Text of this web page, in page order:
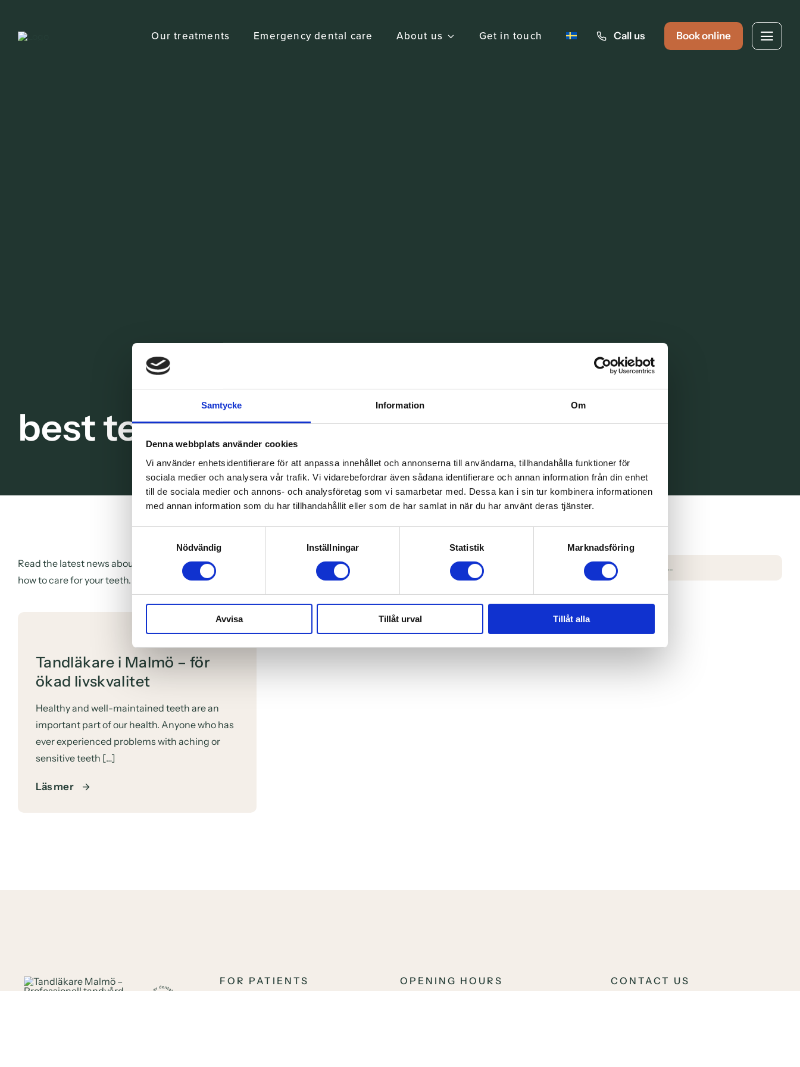
Samtycke Information Om
Denna webbplats använder cookies
Vi använder enhetsidentifierare för att anpassa innehållet och annonserna till användarna, tillhandahålla funktioner för
sociala medier och analysera vår trafik. Vi vidarebefordrar även sådana identifierare och annan information från din enhet
till de sociala medier och annons- och analysföretag som vi samarbetar med. Dessa kan i sin tur kombinera informationen
med annan information som du har tillhandahållit eller som de har samlat in när du har använt deras tjänster.
Nödvändig
Inställningar Statistik Marknadsföring
Avvisa Tillåt urval Tillåt alla
content
Our treatments Emergency dental care About us Get in touch Call us Book online
best teeth whitening malmö
Read the latest news about our dental clinic in Malmö and various types of dental care, and receive valuable tips and advice on
how to care for your teeth. Follow our blog to save money and, above all, achieve a more beautiful smile!
Search
for:
Tandläkare i Malmö – för
ökad livskvalitet
Healthy and well-maintained teeth are an
important part of our health. Anyone who has
ever experienced problems with aching or
sensitive teeth […]
Läs mer
FOR PATIENTS OPENING HOURS CONTACT US